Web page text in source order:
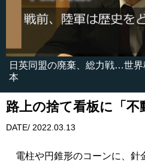
日英同盟の廃棄、総力戦…世
本
路上の捨て看板に「不
DATE/ 2022.03.13
電柱や円錐形のコーンに、針